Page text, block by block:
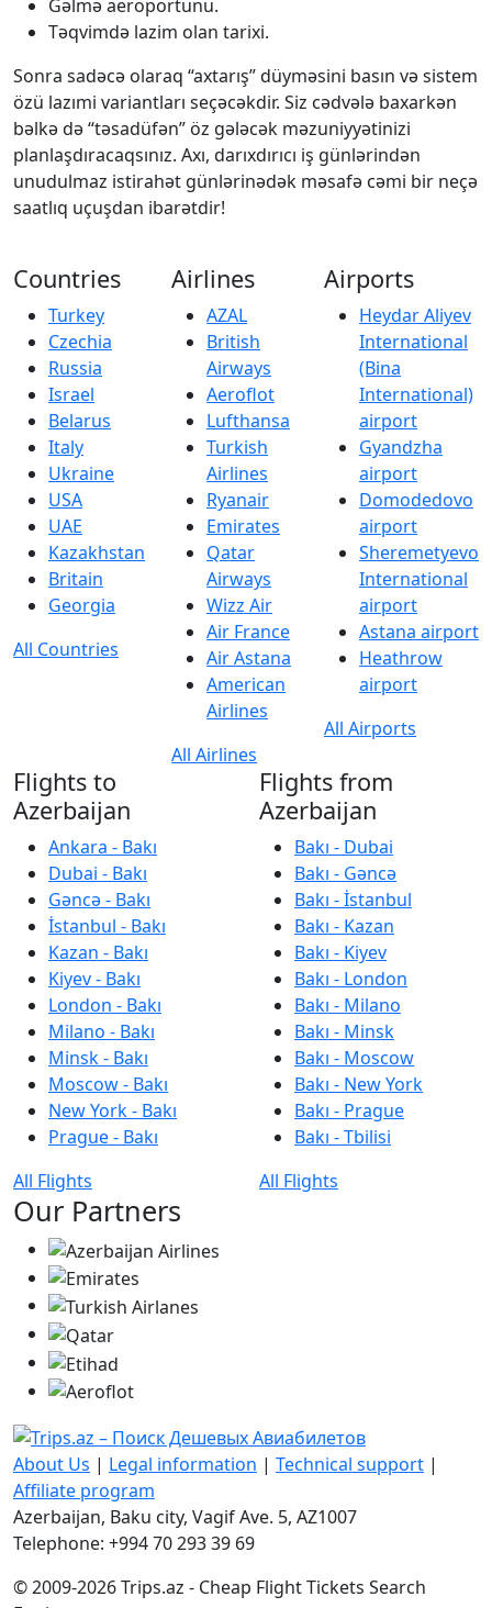
Gəlmə aeroportunu.
Təqvimdə lazim olan tarixi.
Sonra sadəcə olaraq “axtarış” düyməsini basın və sistem
özü lazımi variantları seçəcəkdir. Siz cədvələ baxarkən
bəlkə də “təsadüfən” öz gələcək məzuniyyətinizi
planlaşdıracaqsınız. Axı, darıxdırıcı iş günlərindən
unudulmaz istirahət günlərinədək məsafə cəmi bir neçə
saatlıq uçuşdan ibarətdir!
Countries
Turkey
Czechia
Russia
Israel
Belarus
Italy
Ukraine
USA
UAE
Kazakhstan
Britain
Georgia
All Countries
Airlines
AZAL
British
Airways
Aeroflot
Lufthansa
Turkish
Airlines
Ryanair
Emirates
Qatar
Airways
Wizz Air
Air France
Air Astana
American
Airlines
All Airlines
Airports
Heydar Aliyev
International
(Bina
International)
airport
Gyandzha
airport
Domodedovo
airport
Sheremetyevo
International
airport
Astana airport
Heathrow
airport
All Airports
Flights to
Azerbaijan
Ankara - Bakı
Dubai - Bakı
Gəncə - Bakı
İstanbul - Bakı
Kazan - Bakı
Kiyev - Bakı
London - Bakı
Milano - Bakı
Minsk - Bakı
Moscow - Bakı
New York - Bakı
Prague - Bakı
All Flights
Flights from
Azerbaijan
Bakı - Dubai
Bakı - Gəncə
Bakı - İstanbul
Bakı - Kazan
Bakı - Kiyev
Bakı - London
Bakı - Milano
Bakı - Minsk
Bakı - Moscow
Bakı - New York
Bakı - Prague
Bakı - Tbilisi
All Flights
Our Partners
About Us | Legal information | Technical support |
Affiliate program
Azerbaijan, Baku city, Vagif Ave. 5, AZ1007
Telephone: +994 70 293 39 69
© 2009-2026 Trips.az - Cheap Flight Tickets Search